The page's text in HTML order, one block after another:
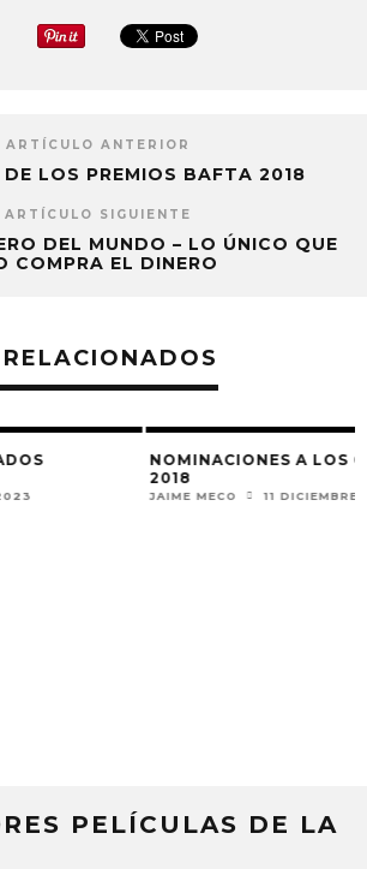
ARTÍCULO ANTERIOR
DE LOS PREMIOS BAFTA 2018
ARTÍCULO SIGUIENTE
DEL MUNDO – LO ÚNICO QUE
COMPRA EL DINERO
A LOS GLOBOS DE ORO
DICIEMBRE, 2017
PELÍCULAS DE LA